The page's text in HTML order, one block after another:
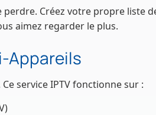
perdre. Créez votre propre liste
aimez regarder le plus.
Appareils
service IPTV fonctionne sur :